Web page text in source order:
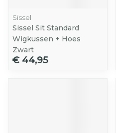
Sissel
Sissel Sit Standard
Wigkussen + Hoes
Zwart
€ 44,95